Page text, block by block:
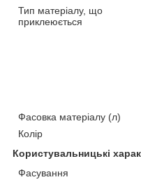
Тип матеріалу, що
приклеюється
Фасовка матеріалу (л)
Колір
Користувальницькі
Фасування